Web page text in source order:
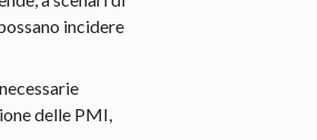
incidere
delle PMI,